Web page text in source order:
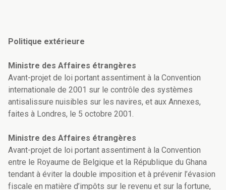
Politique extérieure
Ministre des Affaires étrangères
Avant-projet de loi portant assentiment à la Convention
internationale de 2001 sur le contrôle des systèmes
antisalissure nuisibles sur les navires, et aux Annexes,
faites à Londres, le 5 octobre 2001.
Ministre des Affaires étrangères
Avant-projet de loi portant assentiment à la Convention
entre le Royaume de Belgique et la République du Ghana
tendant à éviter la double imposition et à prévenir l’évasion
fiscale en matière d’impôts sur le revenu et sur la fortune,